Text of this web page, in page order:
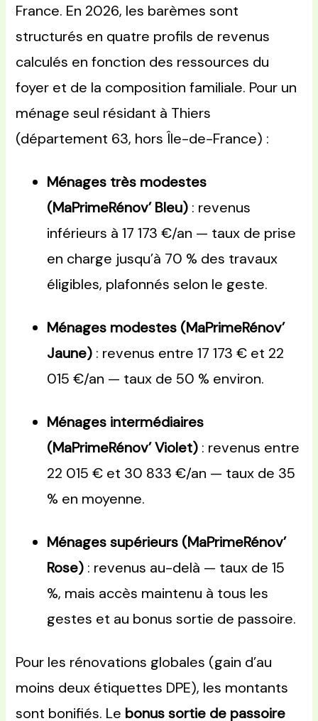
France. En 2026, les barèmes sont
structurés en quatre profils de revenus
calculés en fonction des ressources du
foyer et de la composition familiale. Pour un
ménage seul résidant à Thiers
(département 63, hors Île-de-France) :
Ménages très modestes
(MaPrimeRénov’ Bleu) : revenus
inférieurs à 17 173 €/an — taux de prise
en charge jusqu’à 70 % des travaux
éligibles, plafonnés selon le geste.
Ménages modestes (MaPrimeRénov’
Jaune) : revenus entre 17 173 € et 22
015 €/an — taux de 50 % environ.
Ménages intermédiaires
(MaPrimeRénov’ Violet) : revenus entre
22 015 € et 30 833 €/an — taux de 35
% en moyenne.
Ménages supérieurs (MaPrimeRénov’
Rose) : revenus au-delà — taux de 15
%, mais accès maintenu à tous les
gestes et au bonus sortie de passoire.
Pour les rénovations globales (gain d’au
moins deux étiquettes DPE), les montants
sont bonifiés. Le bonus sortie de passoire